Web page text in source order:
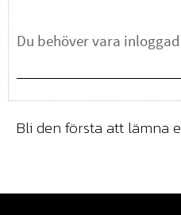
Bli den första att lämna